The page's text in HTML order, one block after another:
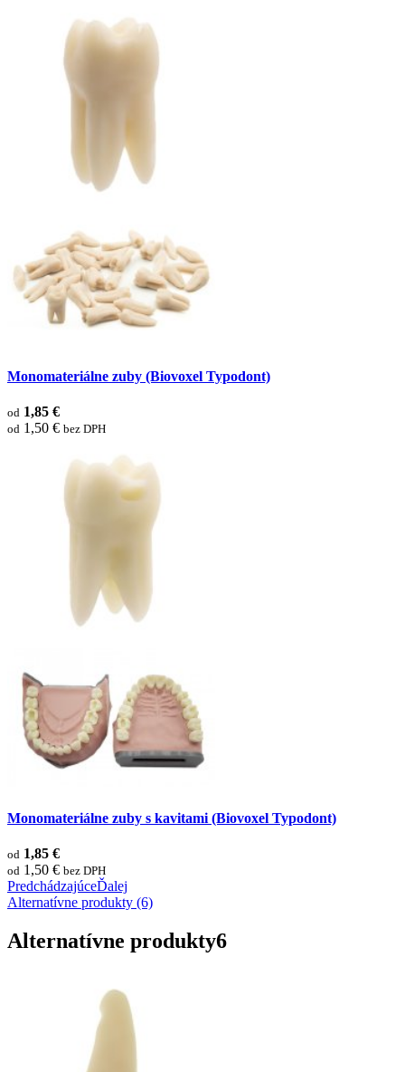
Monomateriálne zuby (Biovoxel Typodont)
od 1,85 €
od 1,50 € bez DPH
Monomateriálne zuby s kavitami (Biovoxel Typodont)
od 1,85 €
od 1,50 € bez DPH
PredchádzajúceĎalej
Alternatívne produkty (6)
Alternatívne produkty6